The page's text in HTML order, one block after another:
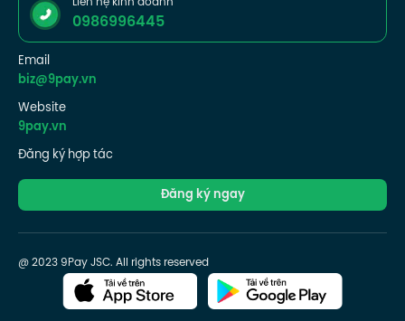
0986996445
Email
biz@9pay.vn
Website
9pay.vn
Đăng ký hợp tác
Đăng ký ngay
@ 2023 9Pay JSC. All rights reserved